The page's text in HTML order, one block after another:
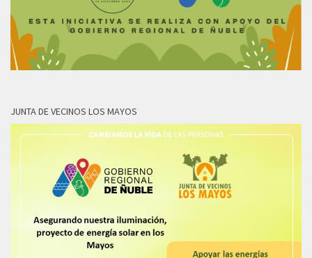
JUNTA DE VECINOS LOS MAYOS